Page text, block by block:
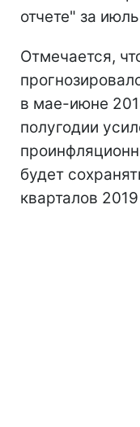
отчете" за
Отмечается,
в мае-июне
полугодии
будет
кварталов